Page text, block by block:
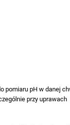
pomiaru pH w danej
przy uprawach